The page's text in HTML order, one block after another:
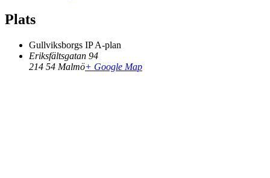
Plats
Gullviksborgs IP A-plan
Eriksfältsgatan 94
214 54 Malmö+ Google Map